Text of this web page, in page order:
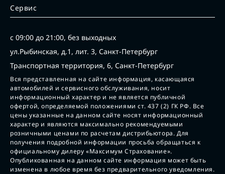
Сервис
с 09:00 до 21:00, без выходных
ул.Рыбинская, д.1, лит. 3, Санкт-Петербург
Транспортная территория, 6, Санкт-Петербург
Вся представленная на сайте информация, касающаяся
автомобилей и сервисного обслуживания, носит
информационный характер и не является публичной
офертой, определяемой положениями ст. 437 (2) ГК РФ. Все
цены указанные на данном сайте носят информационный
характер и являются максимально рекомендуемыми
розничными ценами по расчетам дистрибьютора. Для
получения подробной информации просьба обращаться к
официальному дилеру «Максимум Страхование».
Опубликованная на данном сайте информация может быть
изменена в любое время без предварительного уведомления.